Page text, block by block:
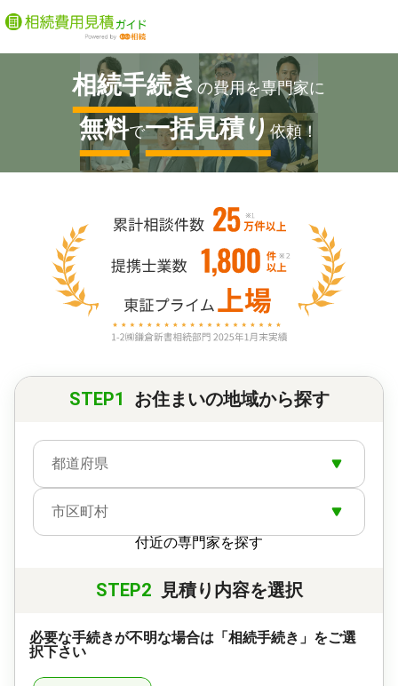
相続手続きの費用を専門家に
無料で一括見積り依頼！
STEP1 お住まいの地域から探す
都道府県
市区町村
付近の専門家を探す
STEP2 見積り内容を選択
必要な手続きが不明な場合は「相続手続き」をご選
択下さい